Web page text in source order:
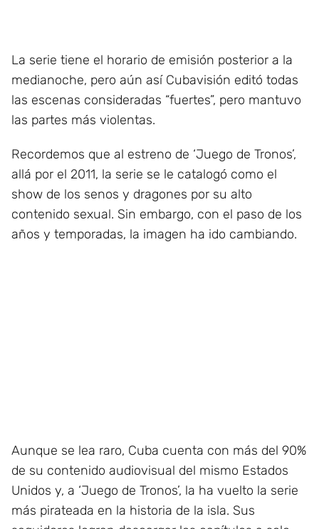
La serie tiene el horario de emisión posterior a la
medianoche, pero aún así Cubavisión editó todas
las escenas consideradas “fuertes”, pero mantuvo
las partes más violentas.
Recordemos que al estreno de ‘Juego de Tronos’,
allá por el 2011, la serie se le catalogó como el
show de los senos y dragones por su alto
contenido sexual. Sin embargo, con el paso de los
años y temporadas, la imagen ha ido cambiando.
Aunque se lea raro, Cuba cuenta con más del 90%
de su contenido audiovisual del mismo Estados
Unidos y, a ‘Juego de Tronos’, la ha vuelto la serie
más pirateada en la historia de la isla. Sus